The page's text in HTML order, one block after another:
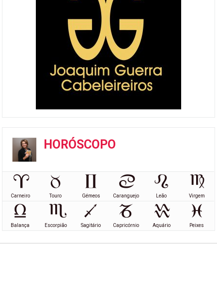
HORÓSCOPO
Carneiro Touro Gémeos Caranguejo Leão Virgem
Balança Escorpião Sagitário Capricórnio Aquário Peixes